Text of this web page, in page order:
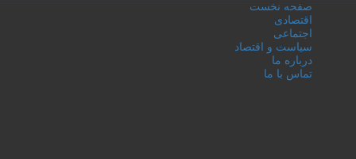
صفحه نخست
اقتصادی
اجتماعی
سیاست و اقتصاد
درباره ما
تماس با ما